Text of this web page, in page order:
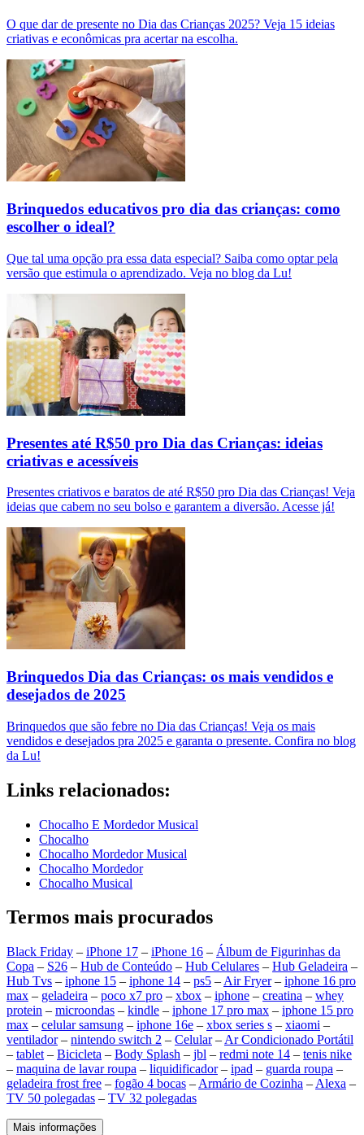
O que dar de presente no Dia das Crianças 2025? Veja 15 ideias
criativas e econômicas pra acertar na escolha.
Brinquedos educativos pro dia das crianças: como
escolher o ideal?
Que tal uma opção pra essa data especial? Saiba como optar pela
versão que estimula o aprendizado. Veja no blog da Lu!
Presentes até R$50 pro Dia das Crianças: ideias
criativas e acessíveis
Presentes criativos e baratos de até R$50 pro Dia das Crianças! Veja
ideias que cabem no seu bolso e garantem a diversão. Acesse já!
Brinquedos Dia das Crianças: os mais vendidos e
desejados de 2025
Brinquedos que são febre no Dia das Crianças! Veja os mais
vendidos e desejados pra 2025 e garanta o presente. Confira no blog
da Lu!
Links relacionados:
Chocalho E Mordedor Musical
Chocalho
Chocalho Mordedor Musical
Chocalho Mordedor
Chocalho Musical
Termos mais procurados
Black Friday – iPhone 17 – iPhone 16 – Álbum de Figurinhas da
Copa – S26 – Hub de Conteúdo – Hub Celulares – Hub Geladeira –
Hub Tvs – iphone 15 – iphone 14 – ps5 – Air Fryer– iphone 16 pro
max – geladeira – poco x7 pro – xbox – iphone – creatina – whey
protein – microondas – kindle – iphone 17 pro max – iphone 15 pro
max – celular samsung – iphone 16e – xbox series s – xiaomi –
ventilador– nintendo switch 2 – Celular– Ar Condicionado Portátil
– tablet – Bicicleta – Body Splash – jbl – redmi note 14 – tenis nike
– maquina de lavar roupa – liquidificador– ipad – guarda roupa –
geladeira frost free – fogão 4 bocas – Armário de Cozinha – Alexa –
TV 50 polegadas – TV 32 polegadas
Mais informações